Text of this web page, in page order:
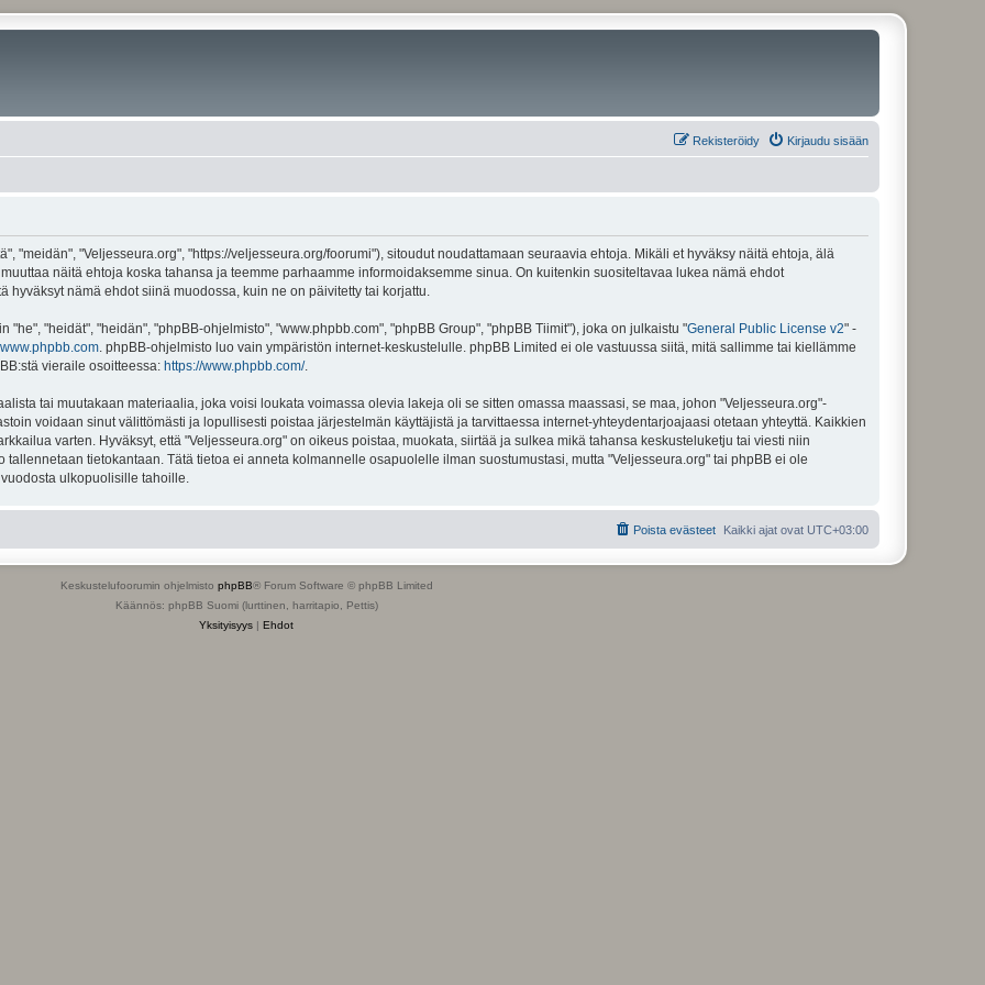
Kirjaudu sisään
Rekisteröidy
"meidän", "Veljesseura.org", "https://veljesseura.org/foorumi"), sitoudut noudattamaan seuraavia ehtoja. Mikäli et hyväksy näitä ehtoja, älä
näitä ehtoja koska tahansa ja teemme parhaamme informoidaksemme sinua. On kuitenkin suositeltavaa lukea nämä ehdot
nämä ehdot siinä muodossa, kuin ne on päivitetty tai korjattu.
"heidät", "heidän", "phpBB-ohjelmisto", "www.phpbb.com", "phpBB Group", "phpBB Tiimit"), joka on julkaistu "General Public License v2" -
www.phpbb.com . phpBB-ohjelmisto luo vain ympäristön internet-keskustelulle. phpBB Limited ei ole vastuussa siitä, mitä sallimme tai kiellämme
vieraile osoitteessa: https://www.phpbb.com/.
tai muutakaan materiaalia, joka voisi loukata voimassa olevia lakeja oli se sitten omassa maassasi, se maa, johon "Veljesseura.org"-
voidaan sinut välittömästi ja lopullisesti poistaa järjestelmän käyttäjistä ja tarvittaessa internet-yhteydentarjoajaasi otetaan yhteyttä. Kaikkien
varten. Hyväksyt, että "Veljesseura.org" on oikeus poistaa, muokata, siirtää ja sulkea mikä tahansa keskusteluketju tai viesti niin
tietokantaan. Tätä tietoa ei anneta kolmannelle osapuolelle ilman suostumustasi, mutta "Veljesseura.org" tai phpBB ei ole
ulkopuolisille tahoille.
Kaikki ajat ovat UTC+03:00
Poista evästeet
Keskustelufoorumin ohjelmisto phpBB® Forum Software © phpBB Limited
Käännös: phpBB Suomi (lurttinen, harritapio, Pettis)
Yksityisyys | Ehdot